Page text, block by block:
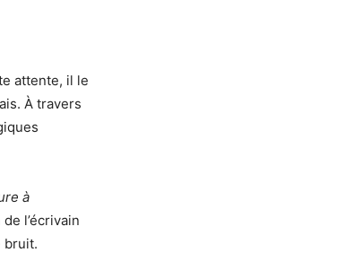
attente, il le
À travers
à
l’écrivain
bruit.